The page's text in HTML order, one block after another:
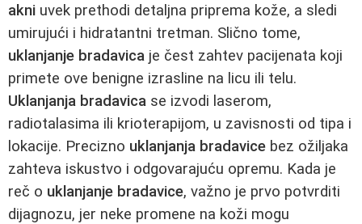
akni uvek prethodi detaljna priprema kože, a sledi
umirujući i hidratantni tretman. Slično tome,
uklanjanje bradavica je čest zahtev pacijenata koji
primete ove benigne izrasline na licu ili telu.
Uklanjanja bradavica se izvodi laserom,
radiotalasima ili krioterapijom, u zavisnosti od tipa i
lokacije. Precizno uklanjanja bradavice bez ožiljaka
zahteva iskustvo i odgovarajuću opremu. Kada je
reč o uklanjanje bradavice, važno je prvo potvrditi
dijagnozu, jer neke promene na koži mogu